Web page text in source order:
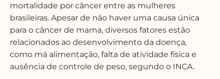
mortalidade por câncer entre as mulheres
brasileiras. Apesar de não haver uma causa única
para o câncer de mama, diversos fatores estão
relacionados ao desenvolvimento da doença,
como má alimentação, falta de atividade física e
ausência de controle de peso, segundo o INCA.